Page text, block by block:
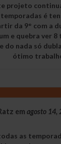
projeto
é
da 9° com a
e quebra ver
do nada só
ótimo
em agosto 14,
as